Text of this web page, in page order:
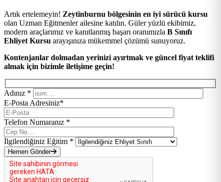
Artık ertelemeyin! Zeytinburnu bölgesinin en iyi sürücü kursu
olan Uzman Eğitmenler ailesine katılın. Güler yüzlü ekibimiz,
modern araçlarımız ve kanıtlanmış başarı oranımızla B Sınıfı
Ehliyet Kursu arayışınıza mükemmel çözümü sunuyoruz.
Kontenjanlar dolmadan yerinizi ayırtmak ve güncel fiyat teklifi
almak için bizimle iletişime geçin!
Adınız *
E-Posta Adresiniz*
Telefon Numaranız *
İlgilendiğiniz Eğitim *
Hemen Gönder